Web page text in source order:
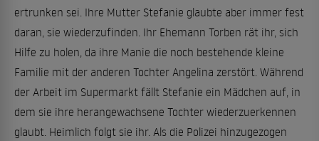
ertrunken sei. Ihre Mutter Stefanie glaubte aber immer fest
daran, sie wiederzufinden. Ihr Ehemann Torben rät ihr, sich
Hilfe zu holen, da ihre Manie die noch bestehende kleine
Familie mit der anderen Tochter Angelina zerstört. Während
der Arbeit im Supermarkt fällt Stefanie ein Mädchen auf, in
dem sie ihre herangewachsene Tochter wiederzuerkennen
glaubt. Heimlich folgt sie ihr. Als die Polizei hinzugezogen